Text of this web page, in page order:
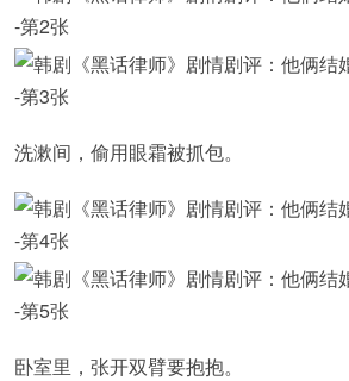
洗漱间，偷用眼霜被抓包。
卧室里，张开双臂要抱抱。